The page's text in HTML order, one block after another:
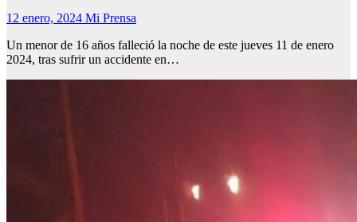
12 enero, 2024 Mi Prensa
Un menor de 16 años falleció la noche de este jueves 11 de enero
2024, tras sufrir un accidente en…